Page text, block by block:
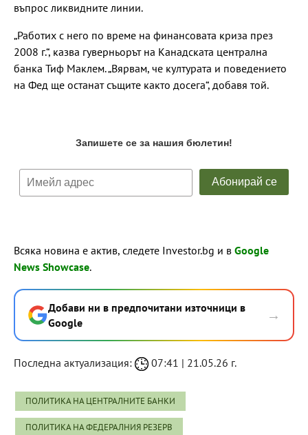
въпрос ликвидните линии.
„Работих с него по време на финансовата криза през
2008 г.“, казва гуверньорът на Канадската централна
банка Тиф Маклем. „Вярвам, че културата и поведението
на Фед ще останат същите както досега“, добавя той.
Всяка новина е актив, следете Investor.bg и в Google
News Showcase.
Добави ни в предпочитани източници в
Google
→
Последна актуализация: 07:41 | 21.05.26 г.
ПОЛИТИКА НА ЦЕНТРАЛНИТЕ БАНКИ
ПОЛИТИКА НА ФЕДЕРАЛНИЯ РЕЗЕРВ